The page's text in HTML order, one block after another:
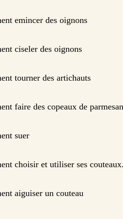
emincer des oignons
ciseler des oignons
tourner des artichauts
faire des copeaux de parmesan
suer
choisir et utiliser ses
aiguiser un couteau